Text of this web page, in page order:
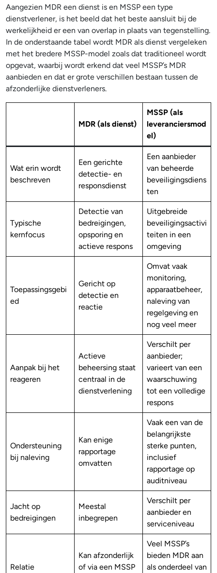
Aangezien MDR een dienst is en MSSP een type
dienstverlener, is het beeld dat het beste aansluit bij de
werkelijkheid er een van overlap in plaats van tegenstelling.
In de onderstaande tabel wordt MDR als dienst vergeleken
met het bredere MSSP-model zoals dat traditioneel wordt
opgevat, waarbij wordt erkend dat veel MSSP’s MDR
aanbieden en dat er grote verschillen bestaan tussen de
afzonderlijke dienstverleners.
MDR (als dienst)
MSSP (als
leveranciersmod
el)
Wat erin wordt
beschreven
Een gerichte
detectie- en
responsdienst
Een aanbieder
van beheerde
beveiligingsdiens
ten
Typische
kernfocus
Detectie van
bedreigingen,
opsporing en
actieve respons
Uitgebreide
beveiligingsactivi
teiten in een
omgeving
Toepassingsgebi
ed
Gericht op
detectie en
reactie
Omvat vaak
monitoring,
apparaatbeheer,
naleving van
regelgeving en
nog veel meer
Aanpak bij het
reageren
Actieve
beheersing staat
centraal in de
dienstverlening
Verschilt per
aanbieder;
varieert van een
waarschuwing
tot een volledige
respons
Ondersteuning
bij naleving
Kan enige
rapportage
omvatten
Vaak een van de
belangrijkste
sterke punten,
inclusief
rapportage op
auditniveau
Jacht op
bedreigingen
Meestal
inbegrepen
Verschilt per
aanbieder en
serviceniveau
Relatie
Kan afzonderlijk
of via een MSSP
Veel MSSP’s
bieden MDR aan
als onderdeel van